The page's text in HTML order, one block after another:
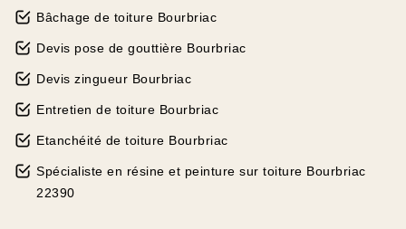
Bâchage de toiture Bourbriac
Devis pose de gouttière Bourbriac
Devis zingueur Bourbriac
Entretien de toiture Bourbriac
Etanchéité de toiture Bourbriac
Spécialiste en résine et peinture sur toiture Bourbriac
22390